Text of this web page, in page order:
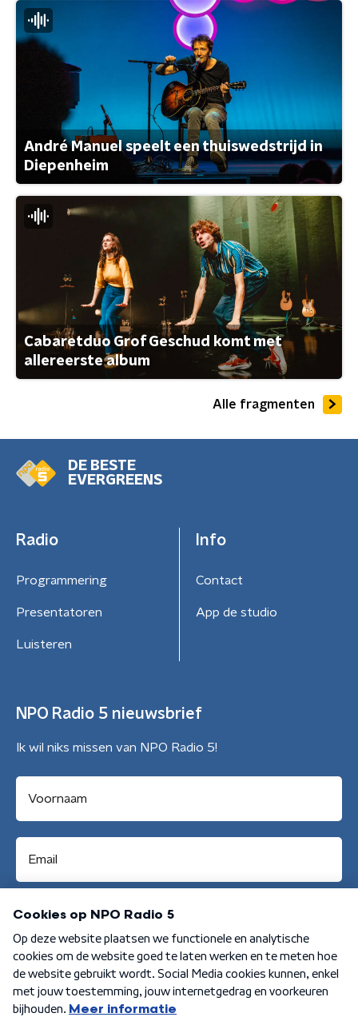
André Manuel speelt een thuiswedstrijd in
Diepenheim
Cabaretduo Grof Geschud komt met
allereerste album
Alle fragmenten
DE BESTE
EVERGREENS
Radio
Programmering
Presentatoren
Luisteren
Info
Contact
App de studio
NPO Radio 5 nieuwsbrief
Ik wil niks missen van NPO Radio 5!
Aanmelden
Algemene voorwaarden